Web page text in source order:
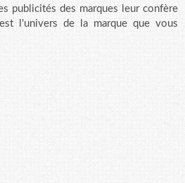
publicités des marques leur confère
l'univers de la marque que vous